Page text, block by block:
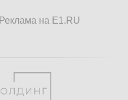
Реклама на E1.RU